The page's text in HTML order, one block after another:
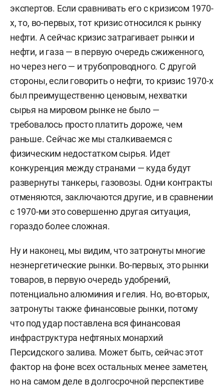
экспертов. Если сравнивать его с кризисом 1970-
х, то, во-первых, тот кризис относился к рынку
нефти. А сейчас кризис затрагивает рынки и
нефти, и газа — в первую очередь сжиженного,
но через него — и трубопроводного. С другой
стороны, если говорить о нефти, то кризис 1970-х
был преимущественно ценовым, нехватки
сырья на мировом рынке не было —
требовалось просто платить дороже, чем
раньше. Сейчас же мы сталкиваемся с
физическим недостатком сырья. Идет
конкуренция между странами — куда будут
развернуты танкеры, газовозы. Одни контракты
отменяются, заключаются другие, и в сравнении
с 1970-ми это совершенно другая ситуация,
гораздо более сложная.
Ну и наконец, мы видим, что затронуты многие
неэнергетические рынки. Во-первых, это рынки
товаров, в первую очередь удобрений,
потенциально алюминия и гелия. Но, во-вторых,
затронуты также финансовые рынки, потому
что под удар поставлена вся финансовая
инфраструктура нефтяных монархий
Персидского залива. Может быть, сейчас этот
фактор на фоне всех остальных менее заметен,
но на самом деле в долгосрочной перспективе